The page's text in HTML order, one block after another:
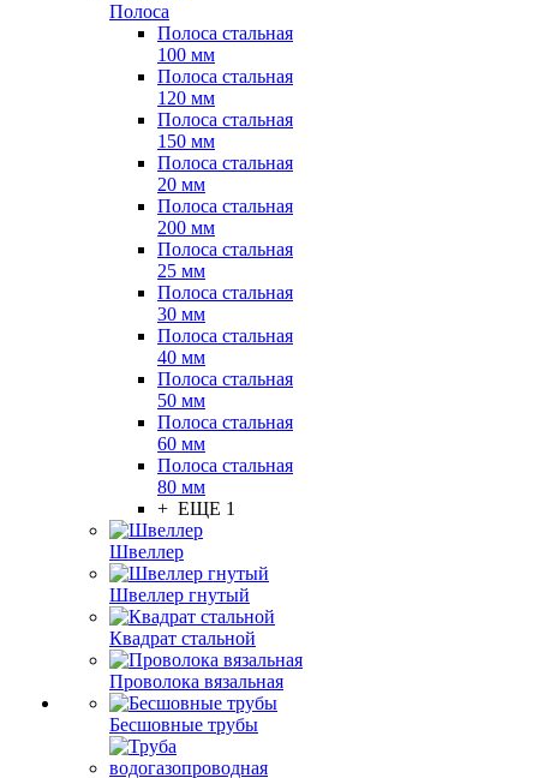
Полоса
Полоса стальная
100 мм
Полоса стальная
120 мм
Полоса стальная
150 мм
Полоса стальная
20 мм
Полоса стальная
200 мм
Полоса стальная
25 мм
Полоса стальная
30 мм
Полоса стальная
40 мм
Полоса стальная
50 мм
Полоса стальная
60 мм
Полоса стальная
80 мм
+ ЕЩЕ 1
Швеллер
Швеллер гнутый
Квадрат стальной
Проволока вязальная
Бесшовные трубы